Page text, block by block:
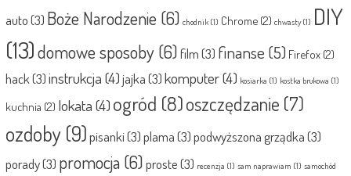
auto(3) Boże Narodzenie (6) chodnik(1) Chrome(2) chwasty(1) DIY
(13)domowe sposoby (6)film(3) finanse (5) Firefox(2)
hack(3)instrukcja (4)jajka(3)komputer(4) kosiarka (1) kostka brukowa (1)
kuchnia (2) lokata (4) ogród (8)oszczędzanie (7)
ozdoby (9)pisanki(3)plama(3)podwyższona grządka(3)
porady(3) promocja(6)proste(3) recenzja (1) sam naprawiam (1) samochód